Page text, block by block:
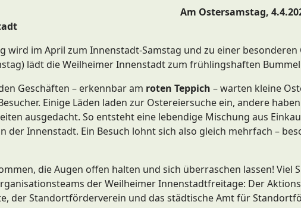
Am Ostersamstag,
wird im April zum Innenstadt-Samstag und zu einer besonderen
lädt die Weilheimer Innenstadt zum frühlingshaften
Geschäften – erkennbar am roten Teppich – warten kleine
Einige Läden laden zur Ostereiersuche ein, andere
ausgedacht. So entsteht eine lebendige Mischung aus
der Innenstadt. Ein Besuch lohnt sich also gleich mehrfach –
die Augen offen halten und sich überraschen lassen! Viel
der Weilheimer Innenstadtfreitage: Der
der Standortförderverein und das städtische Amt für